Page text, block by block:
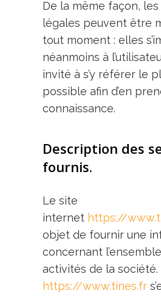
De la même façon,
légales peuvent être
tout moment : elles
néanmoins à
invité à s’y référer le
possible afin d’en
connaissance.
Description des
fournis.
Le site
internet https://
objet de fournir une
concernant
activités de la société.
https://www.tines.fr